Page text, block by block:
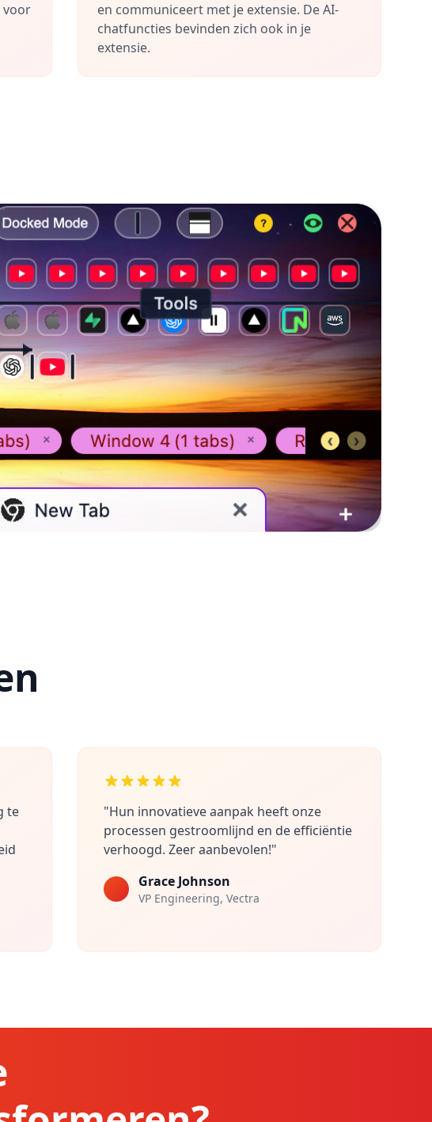
voor
en communiceert met je extensie. De AI-
chatfuncties bevinden zich ook in je
extensie.
te
"Hun innovatieve aanpak heeft onze
processen gestroomlijnd en de efficiëntie
verhoogd. Zeer aanbevolen!"
Grace Johnson
VP Engineering, Vectra